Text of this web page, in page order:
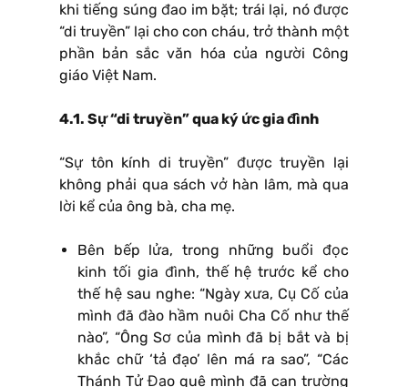
khi tiếng súng đao im bặt; trái lại, nó được
“di truyền” lại cho con cháu, trở thành một
phần bản sắc văn hóa của người Công
giáo Việt Nam.
4.1. Sự “di truyền” qua ký ức gia đình
“Sự tôn kính di truyền” được truyền lại
không phải qua sách vở hàn lâm, mà qua
lời kể của ông bà, cha mẹ.
Bên bếp lửa, trong những buổi đọc
kinh tối gia đình, thế hệ trước kể cho
thế hệ sau nghe: “Ngày xưa, Cụ Cố của
mình đã đào hầm nuôi Cha Cố như thế
nào”, “Ông Sơ của mình đã bị bắt và bị
khắc chữ ‘tả đạo’ lên má ra sao”, “Các
Thánh Tử Đạo quê mình đã can trường